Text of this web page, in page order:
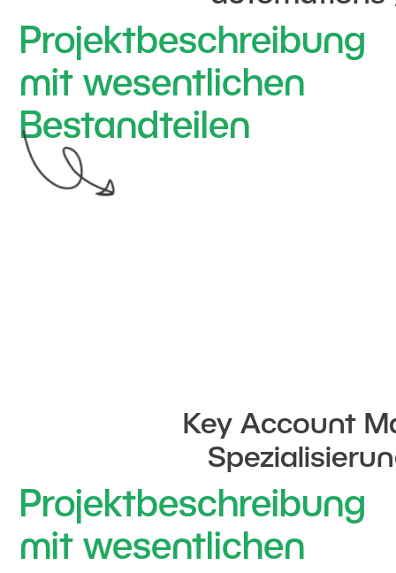
Projektbeschreibung
mit wesentlichen
Bestandteilen
Key Account
Projektbeschreibung
mit wesentlichen